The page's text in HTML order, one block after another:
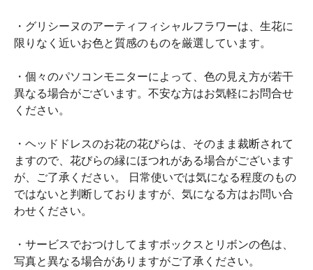
・グリシーヌのアーティフィシャルフラワーは、生花に
限りなく近いお色と質感のものを厳選しています。
・個々のパソコンモニターによって、色の見え方が若干
異なる場合がございます。不安な方はお気軽にお問合せ
ください。
・ヘッドドレスのお花の花びらは、そのまま裁断されて
ますので、花びらの縁にほつれがある場合がございます
が、ご了承ください。 日常使いでは気になる程度のもの
ではないと判断しておりますが、気になる方はお問い合
わせください。
・サービスでおつけしてますボックスとリボンの色は、
写真と異なる場合がありますがご了承ください。